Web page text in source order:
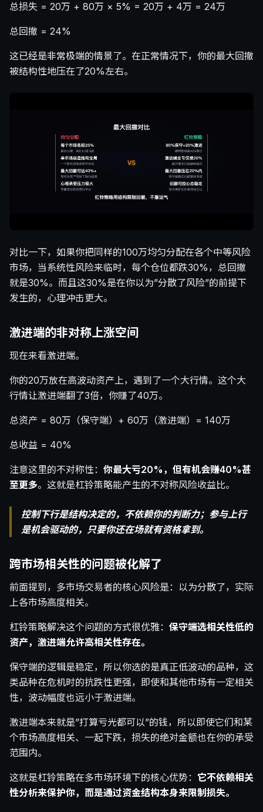
总损失 = 20万 + 80万 × 5% = 20万 + 4万 = 24万
总回撤 = 24%
这已经是非常极端的情景了。在正常情况下，你的最大回撤
被结构性地压在了20%左右。
对比一下，如果你把同样的100万均匀分配在各个中等风险
市场，当系统性风险来临时，每个仓位都跌30%，总回撤
就是30%。而且这30%是在你以为”分散了风险”的前提下
发生的，心理冲击更大。
激进端的非对称上涨空间
现在来看激进端。
你的20万放在高波动资产上，遇到了一个大行情。这个大
行情让激进端翻了3倍，你赚了40万。
总资产 = 80万（保守端）+ 60万（激进端）= 140万
总收益 = 40%
注意这里的不对称性： 你最大亏20%，但有机会赚40%甚
至更多。这就是杠铃策略能产生的不对称风险收益比。
控制下行是结构决定的，不依赖你的判断力；参与上行
是机会驱动的，只要你还在场就有资格拿到。
跨市场相关性的问题被化解了
前面提到，多市场交易者的核心风险是：以为分散了，实际
上各市场高度相关。
杠铃策略解决这个问题的方式很优雅： 保守端选相关性低的
资产，激进端允许高相关性存在。
保守端的逻辑是稳定，所以你选的是真正低波动的品种，这
类品种在危机时的抗跌性更强，即使和其他市场有一定相关
性，波动幅度也远小于激进端。
激进端本来就是”打算亏光都可以”的钱，所以即使它们和某
个市场高度相关、一起下跌，损失的绝对金额也在你的承受
范围内。
这就是杠铃策略在多市场环境下的核心优势： 它不依赖相关
性分析来保护你，而是通过资金结构本身来限制损失。